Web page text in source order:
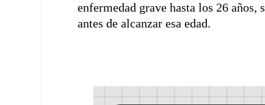
enfermedad grave hasta los 26
antes de alcanzar esa edad.